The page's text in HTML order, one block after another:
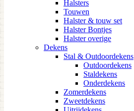
Halsters
Touwen
Halster & touw set
Halster Bontjes
Halster overige
Dekens
Stal & Outdoordekens
Outdoordekens
Staldekens
Onderdekens
Zomerdekens
Zweetdekens